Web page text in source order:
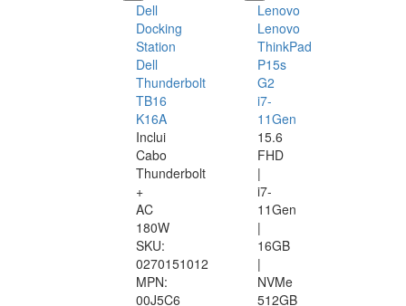
Dell
Docking
Station
Dell
Thunderbolt
TB16
K16A
Inclui
Cabo
Thunderbolt
+
AC
180W
SKU:
0270151012
MPN:
00J5C6
Lenovo
Lenovo
ThinkPad
P15s
G2
i7-
11Gen
15.6
FHD
|
i7-
11Gen
|
16GB
|
NVMe
512GB